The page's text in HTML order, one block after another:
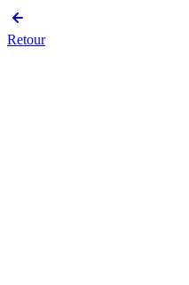
Retour